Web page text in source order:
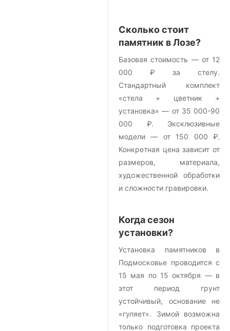
Сколько стоит
памятник в Лозе?
Базовая стоимость — от 12
000 ₽ за стелу.
Стандартный комплект
«стела + цветник +
установка» — от 35 000-90
000 ₽. Эксклюзивные
модели — от 150 000 ₽.
Конкретная цена зависит от
размеров, материала,
художественной обработки
и сложности гравировки.
Когда сезон
установки?
Установка памятников в
Подмосковье проводится с
15 мая по 15 октября — в
этот период грунт
устойчивый, основание не
«гуляет». Зимой возможна
только подготовка проекта